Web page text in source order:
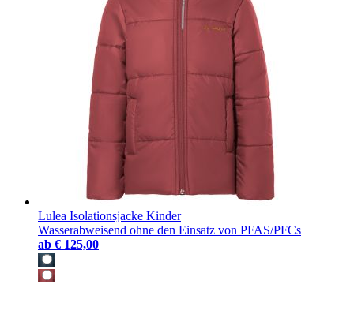
Lulea Isolationsjacke Kinder
Wasserabweisend ohne den Einsatz von PFAS/PFCs
ab € 125,00